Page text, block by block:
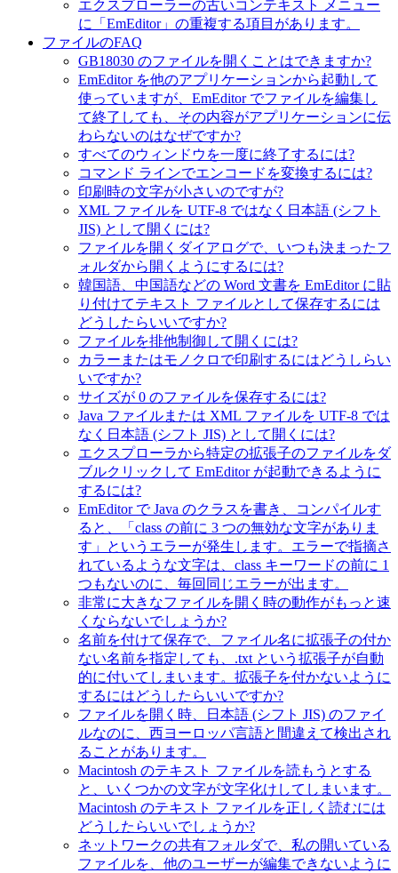
エクスプローラーの古いコンテキスト メニュー
に「EmEditor」の重複する項目があります。
ファイルのFAQ
GB18030 のファイルを開くことはできますか?
EmEditor を他のアプリケーションから起動して
使っていますが、EmEditor でファイルを編集し
て終了しても、その内容がアプリケーションに伝
わらないのはなぜですか?
すべてのウィンドウを一度に終了するには?
コマンド ラインでエンコードを変換するには?
印刷時の文字が小さいのですが?
XML ファイルを UTF-8 ではなく日本語 (シフト
JIS) として開くには?
ファイルを開くダイアログで、いつも決まったフ
ォルダから開くようにするには?
韓国語、中国語などの Word 文書を EmEditor に貼
り付けてテキスト ファイルとして保存するには
どうしたらいいですか?
ファイルを排他制御して開くには?
カラーまたはモノクロで印刷するにはどうしらい
いですか?
サイズが 0 のファイルを保存するには?
Java ファイルまたは XML ファイルを UTF-8 では
なく日本語 (シフト JIS) として開くには?
エクスプローラから特定の拡張子のファイルをダ
ブルクリックして EmEditor が起動できるように
するには?
EmEditor で Java のクラスを書き、コンパイルす
ると、「class の前に 3 つの無効な文字がありま
す」というエラーが発生します。エラーで指摘さ
れているような文字は、class キーワードの前に 1
つもないのに、毎回同じエラーが出ます。
非常に大きなファイルを開く時の動作がもっと速
くならないでしょうか?
名前を付けて保存で、ファイル名に拡張子の付か
ない名前を指定しても、.txt という拡張子が自動
的に付いてしまいます。拡張子を付かないように
するにはどうしたらいいですか?
ファイルを開く時、日本語 (シフト JIS) のファイ
ルなのに、西ヨーロッパ言語と間違えて検出され
ることがあります。
Macintosh のテキスト ファイルを読もうとする
と、いくつかの文字が文字化けしてしまいます。
Macintosh のテキスト ファイルを正しく読むには
どうしたらいいでしょうか?
ネットワークの共有フォルダで、私の開いている
ファイルを、他のユーザーが編集できないように